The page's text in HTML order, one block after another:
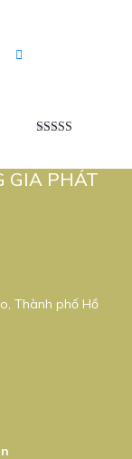
sao
GIA PHÁT
Thành phố Hồ